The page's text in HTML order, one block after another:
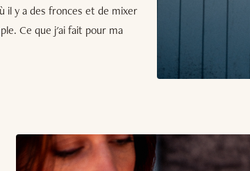
il y a des fronces et de mixer
Ce que j'ai fait pour ma